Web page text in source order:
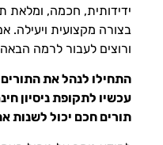
ידידותית, חכמה, ומלאת
בצורה מקצועית ויעילה.
ורוצים לעבור לרמה
התחילו לנהל את
תורים חכם יכול